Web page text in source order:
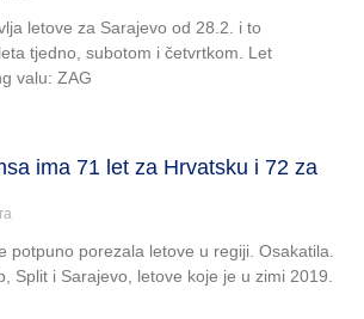
letove za Sarajevo od 28.2. i to
tjedno, subotom i četvrtkom. Let
valu: ZAG
ima 71 let za Hrvatsku i 72 za
potpuno porezala letove u regiji. Osakatila.
Split i Sarajevo, letove koje je u zimi 2019.